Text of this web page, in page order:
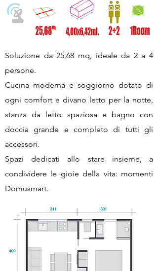
Soluzione da 25,68 mq, ideale da 2 a 4
persone.
Cucina moderna e soggiorno dotato di
ogni comfort e divano letto per la notte,
stanza da letto spaziosa e bagno con
doccia grande e completo di tutti gli
accessori.
Spazi dedicati allo stare insieme, a
condividere le gioie della vita: momenti
Domusmart.